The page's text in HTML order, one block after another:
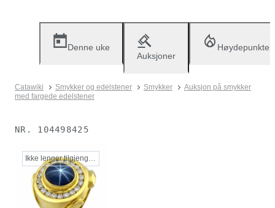
Denne uke
Auksjoner
Høydepunkter
Catawiki Smykker og edelstener Smykker
Auksjon på smykker
med fargede edelstener
NR. 104498425
Ikke lenger tilgjengelig